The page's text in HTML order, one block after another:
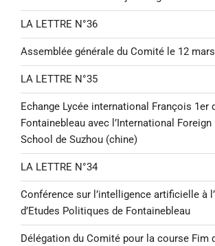
LA LETTRE N°36
Assemblée générale du Comité le 12
LA LETTRE N°35
Echange Lycée international François 1er
Fontainebleau avec l’International Foreign
School de Suzhou (chine)
LA LETTRE N°34
Conférence sur l’intelligence artificielle à
d’Etudes Politiques de Fontainebleau
Délégation du Comité pour la course Fim